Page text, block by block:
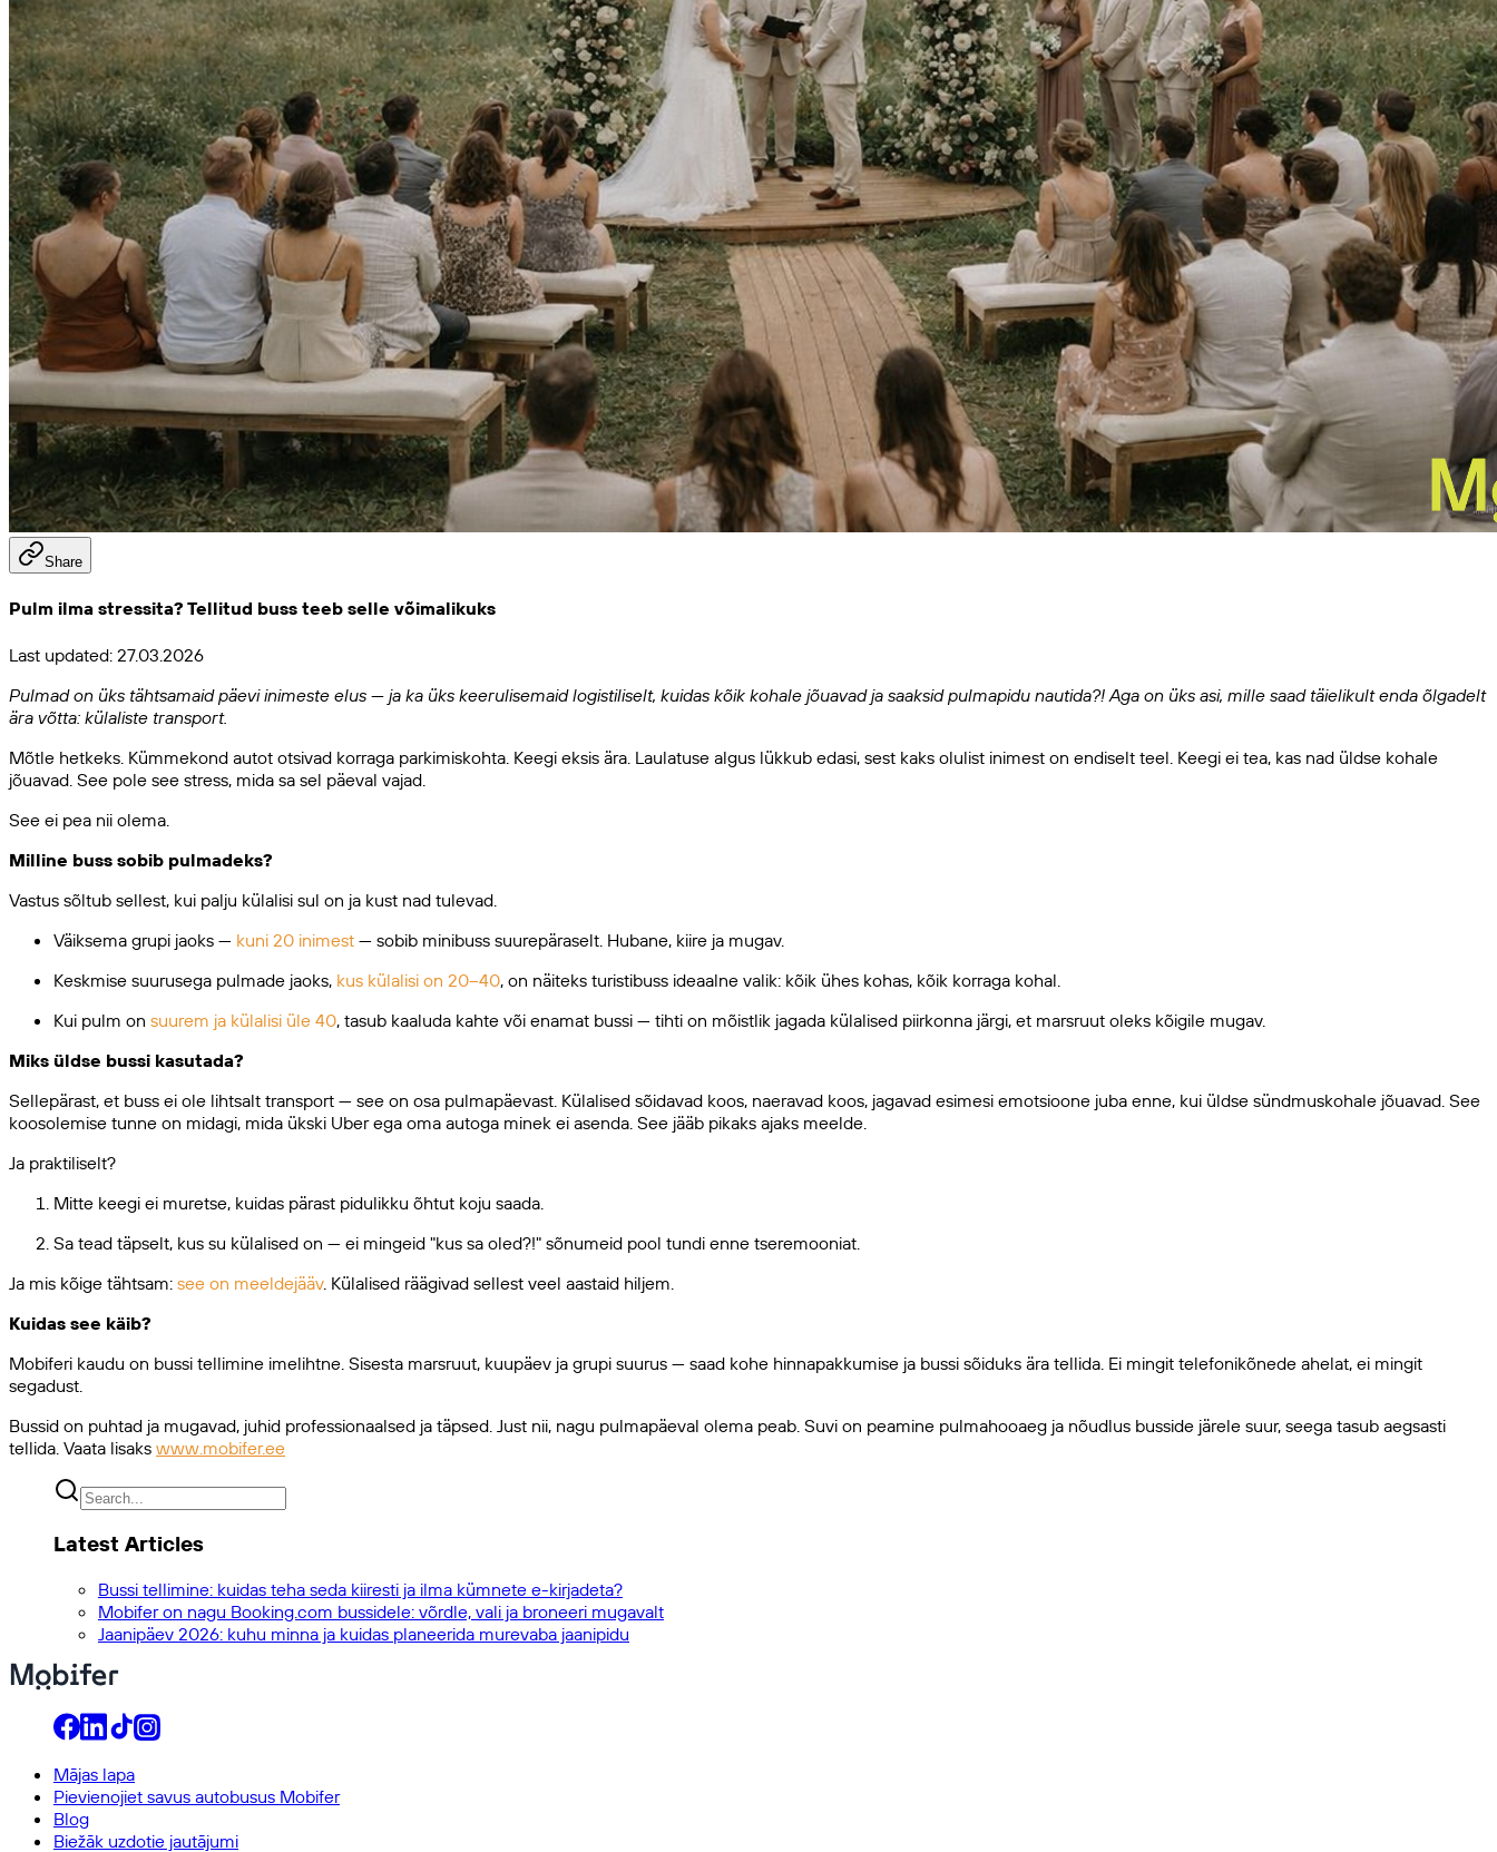
Share
Pulm ilma stressita? Tellitud buss teeb selle võimalikuks
Last updated: 27.03.2026
Pulmad on üks tähtsamaid päevi inimeste elus — ja ka üks keerulisemaid logistiliselt, kuidas kõik kohale jõuavad ja saaksid pulmapidu nautida?! Aga on üks asi, mille saad täielikult enda õlgadelt
ära võtta: külaliste transport.
Mõtle hetkeks. Kümmekond autot otsivad korraga parkimiskohta. Keegi eksis ära. Laulatuse algus lükkub edasi, sest kaks olulist inimest on endiselt teel. Keegi ei tea, kas nad üldse kohale
jõuavad. See pole see stress, mida sa sel päeval vajad.
See ei pea nii olema.
Milline buss sobib pulmadeks?
Vastus sõltub sellest, kui palju külalisi sul on ja kust nad tulevad.
Väiksema grupi jaoks — kuni 20 inimest — sobib minibuss suurepäraselt. Hubane, kiire ja mugav.
Keskmise suurusega pulmade jaoks, kus külalisi on 20–40, on näiteks turistibuss ideaalne valik: kõik ühes kohas, kõik korraga kohal.
Kui pulm on suurem ja külalisi üle 40, tasub kaaluda kahte või enamat bussi — tihti on mõistlik jagada külalised piirkonna järgi, et marsruut oleks kõigile mugav.
Miks üldse bussi kasutada?
Sellepärast, et buss ei ole lihtsalt transport — see on osa pulmapäevast. Külalised sõidavad koos, naeravad koos, jagavad esimesi emotsioone juba enne, kui üldse sündmuskohale jõuavad. See
koosolemise tunne on midagi, mida ükski Uber ega oma autoga minek ei asenda. See jääb pikaks ajaks meelde.
Ja praktiliselt?
Mitte keegi ei muretse, kuidas pärast pidulikku õhtut koju saada.
Sa tead täpselt, kus su külalised on — ei mingeid "kus sa oled?!" sõnumeid pool tundi enne tseremooniat.
Ja mis kõige tähtsam: see on meeldejääv. Külalised räägivad sellest veel aastaid hiljem.
Kuidas see käib?
Mobiferi kaudu on bussi tellimine imelihtne. Sisesta marsruut, kuupäev ja grupi suurus — saad kohe hinnapakkumise ja bussi sõiduks ära tellida. Ei mingit telefonikõnede ahelat, ei mingit
segadust.
Bussid on puhtad ja mugavad, juhid professionaalsed ja täpsed. Just nii, nagu pulmapäeval olema peab. Suvi on peamine pulmahooaeg ja nõudlus busside järele suur, seega tasub aegsasti
tellida. Vaata lisaks www.mobifer.ee
Latest Articles
Bussi tellimine: kuidas teha seda kiiresti ja ilma kümnete e-kirjadeta?
Mobifer on nagu Booking.com bussidele: võrdle, vali ja broneeri mugavalt
Jaanipäev 2026: kuhu minna ja kuidas planeerida murevaba jaanipidu
Mājas lapa
Pievienojiet savus autobusus Mobifer
Blog
Biežāk uzdotie jautājumi